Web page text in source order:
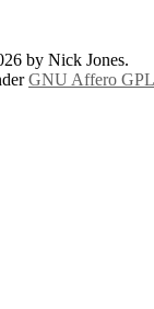
by Nick Jones.
GNU Affero GPL